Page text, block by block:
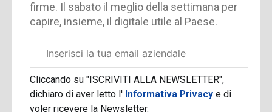
firme. Il sabato il meglio della settimana per
capire, insieme, il digitale utile al Paese.
aziendale
Cliccando su "ISCRIVITI ALLA NEWSLETTER",
dichiaro di aver letto l' Informativa Privacye di
voler ricevere la Newsletter.